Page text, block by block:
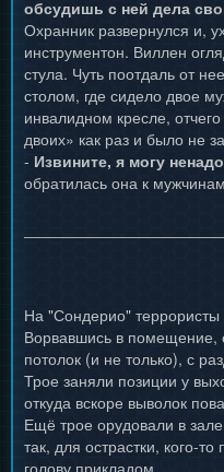
обсудишь с ней дела
Охранник развернулся и,
инструментон. Виллен
стула. Чуть поотдаль от
столом, где сидело двое
инвалидном кресле,
двоих» как раз и было не
- Извините, я могу
обратилась она к
На "Сондерио"
Ворвавшись в помещение,
потолок (и не только), с
Трое заняли позиции у
откуда вскоре выволок
Ещё трое орудовали в
так, для острастки, кого-